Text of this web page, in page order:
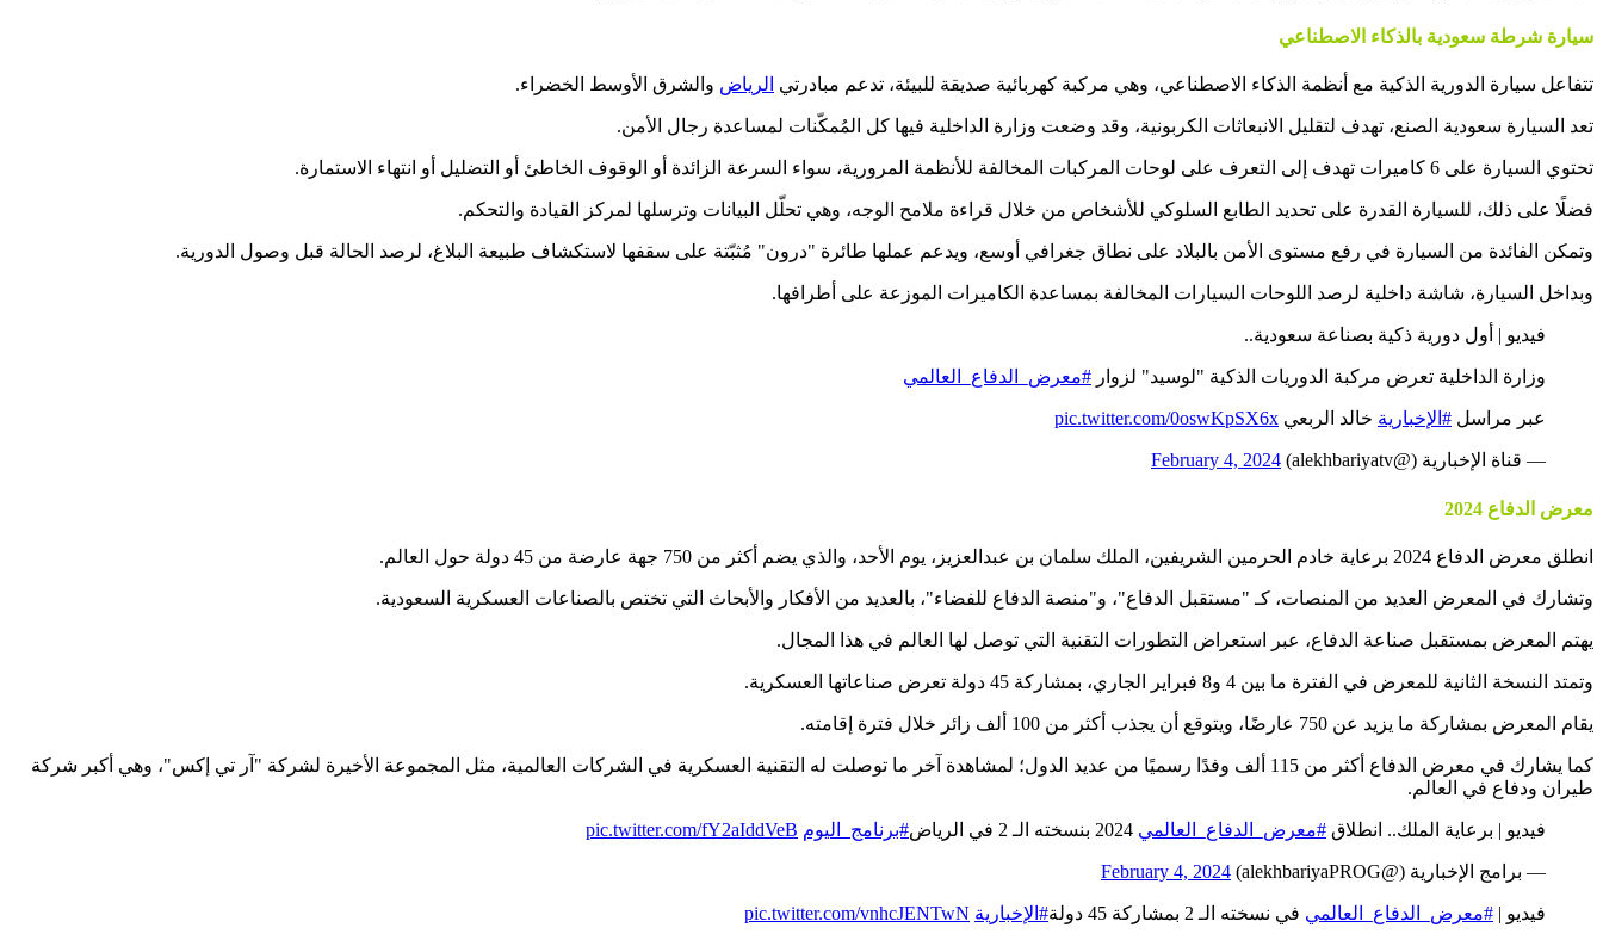
سيارة شرطة سعودية بالذكاء الاصطناعي
تتفاعل سيارة الدورية الذكية مع أنظمة الذكاء الاصطناعي، وهي مركبة كهربائية صديقة للبيئة، تدعم مبادرتي الرياض والشرق الأوسط الخضراء.
تعد السيارة سعودية الصنع، تهدف لتقليل الانبعاثات الكربونية، وقد وضعت وزارة الداخلية فيها كل المُمكّنات لمساعدة رجال الأمن.
تحتوي السيارة على 6 كاميرات تهدف إلى التعرف على لوحات المركبات المخالفة للأنظمة المرورية، سواء السرعة الزائدة أو الوقوف الخاطئ أو التضليل أو انتهاء الاستمارة.
فضلًا على ذلك، للسيارة القدرة على تحديد الطابع السلوكي للأشخاص من خلال قراءة ملامح الوجه، وهي تحلّل البيانات وترسلها لمركز القيادة والتحكم.
وتمكن الفائدة من السيارة في رفع مستوى الأمن بالبلاد على نطاق جغرافي أوسع، ويدعم عملها طائرة "درون" مُثبّتة على سقفها لاستكشاف طبيعة البلاغ، لرصد الحالة قبل وصول الدورية.
وبداخل السيارة، شاشة داخلية لرصد اللوحات السيارات المخالفة بمساعدة الكاميرات الموزعة على أطرافها.
فيديو | أول دورية ذكية بصناعة سعودية..
وزارة الداخلية تعرض مركبة الدوريات الذكية "لوسيد" لزوار #معرض_الدفاع_العالمي
عبر مراسل #الإخبارية خالد الربعي pic.twitter.com/0oswKpSX6x
— قناة الإخبارية (@alekhbariyatv) February 4, 2024
معرض الدفاع 2024
انطلق معرض الدفاع 2024 برعاية خادم الحرمين الشريفين، الملك سلمان بن عبدالعزيز، يوم الأحد، والذي يضم أكثر من 750 جهة عارضة من 45 دولة حول العالم.
وتشارك في المعرض العديد من المنصات، كـ "مستقبل الدفاع"، و"منصة الدفاع للفضاء"، بالعديد من الأفكار والأبحاث التي تختص بالصناعات العسكرية السعودية.
يهتم المعرض بمستقبل صناعة الدفاع، عبر استعراض التطورات التقنية التي توصل لها العالم في هذا المجال.
وتمتد النسخة الثانية للمعرض في الفترة ما بين 4 و8 فبراير الجاري، بمشاركة 45 دولة تعرض صناعاتها العسكرية.
يقام المعرض بمشاركة ما يزيد عن 750 عارضًا، ويتوقع أن يجذب أكثر من 100 ألف زائر خلال فترة إقامته.
كما يشارك في معرض الدفاع أكثر من 115 ألف وفدًا رسميًا من عديد الدول؛ لمشاهدة آخر ما توصلت له التقنية العسكرية في الشركات العالمية، مثل المجموعة الأخيرة لشركة "آر تي إكس"، وهي أكبر شركة
طيران ودفاع في العالم.
فيديو | برعاية الملك.. انطلاق #معرض_الدفاع_العالمي #برنامج_اليوم pic.twitter.com/fY2aIddVeB
— برامج الإخبارية (@alekhbariyaPROG) February 4, 2024
فيديو | #معرض_الدفاع_العالمي في نسخته الـ 2 بمشاركة 45 دولة #الإخبارية pic.twitter.com/vnhcJENTwN